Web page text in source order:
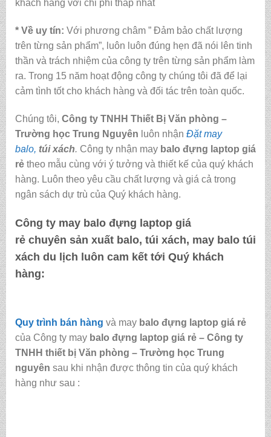
khách hàng với chi phí thấp nhất
* Về uy tín: Với phương châm ” Đảm bảo chất lượng
trên từng sản phẩm”, luôn luôn đúng hẹn đã nói lên tinh
thần và trách nhiệm của công ty trên từng sản phẩm làm
ra. Trong 15 năm hoạt động công ty chúng tôi đã để lại
cảm tình tốt cho khách hàng và đối tác trên toàn quốc.
Chúng tôi, Công ty TNHH Thiết Bị Văn phòng –
Trường học Trung Nguyên luôn nhận Đặt may
balo, túi xách. Công ty nhận maybalo đựng laptop giá
rẻ theo mẫu cùng với ý tưởng và thiết kế của quý khách
hàng. Luôn theo yêu cầu chất lượng và giá cả trong
ngân sách dự trù của Quý khách hàng.
Công ty may balo đựng laptop giá
rẻ chuyên sản xuất balo, túi xách, may balo túi
xách du lịch luôn cam kết tới Quý khách
hàng:
Quy trình bán hàng và maybalo đựng laptop giá rẻ
của Công ty maybalo đựng laptop giá rẻ – Công ty
TNHH thiết bị Văn phòng – Trường học Trung
nguyên sau khi nhận được thông tin của quý khách
hàng như sau :